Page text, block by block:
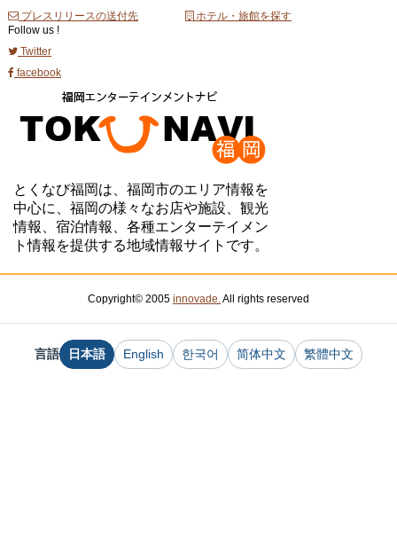
プレスリリースの送付先
ホテル・旅館を探す
Follow us !
Twitter
facebook
とくなび福岡は、福岡市のエリア情報を
中心に、福岡の様々なお店や施設、観光
情報、宿泊情報、各種エンターテイメン
ト情報を提供する地域情報サイトです。
Copyright© 2005 innovade.All rights reserved
言語 日本語 English 한국어 简体中文 繁體中文